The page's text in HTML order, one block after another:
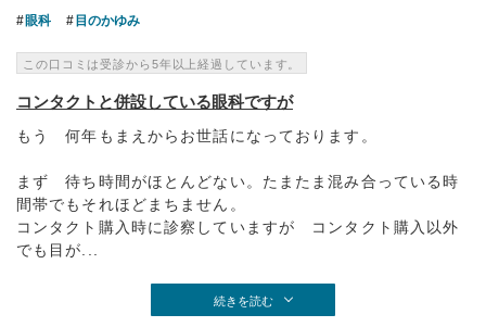
眼科 目のかゆみ
この口コミは受診から5年以上経過しています。
コンタクトと併設している眼科ですが
もう 何年もまえからお世話になっております。
まず 待ち時間がほとんどない。たまたま混み合っている時
間帯でもそれほどまちません。
コンタクト購入時に診察していますが コンタクト購入以外
でも目が...
続きを読む